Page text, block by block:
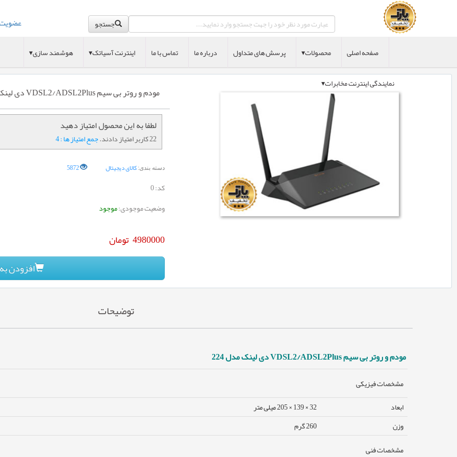
جستجو
صفحه اصلی محصولات▾ پرسش های متداول درباره ما تماس با ما اینترنت آسیاتک▾ هوشمند سازی▾
نمایندگی اینترنت مخابرات▾
مودم و روتر بی سیم VDSL2/ADSL2Plus دی لینک مدل D-Link DSL-224
لطفا به این محصول امتیاز دهید
22 کاربر امتیاز دادند. جمع امتیاز ها : 4
دسته بندی: کالای دیجیتال 5872
کد:0
وضعیت موجودی:موجود
4980000 تومان
افزودن
توضیحات
مودم و روتر بی سیم VDSL2/ADSL2Plus دی لینک مدل 224
مشخصات فیزیکی
ابعاد
32 × 139 × 205 میلی متر
وزن
260 گرم
مشخصات فنی